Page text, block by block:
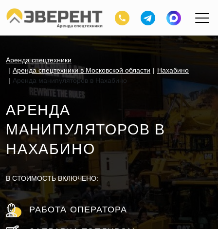
Аренда спецтехники
Аренда спецтехники в Московской области
Нахабино
Аренда манипуляторов в Нахабино
АРЕНДА
МАНИПУЛЯТОРОВ В
НАХАБИНО
В СТОИМОСТЬ ВКЛЮЧЕНО:
РАБОТА ОПЕРАТОРА